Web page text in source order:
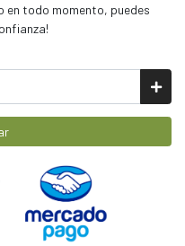
en todo momento, puedes